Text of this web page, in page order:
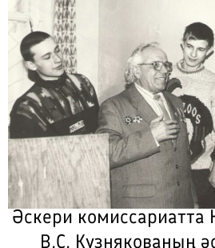
Әскери
В.С. Кузнякованың